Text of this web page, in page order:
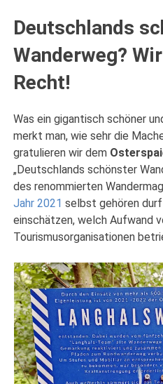
Deutschlands
Wanderweg?
Recht!
Was ein gigantisch schöner
merkt man, wie sehr die
gratulieren wir dem
„Deutschlands schönster
des renommierten
Jahr 2021 selbst gehören
einschätzen, welch Aufwand
Tourismusorganisationen